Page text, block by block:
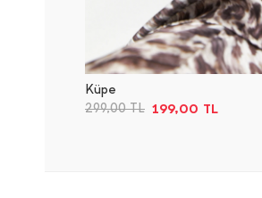
Küpe
299,00TL 199,00 TL